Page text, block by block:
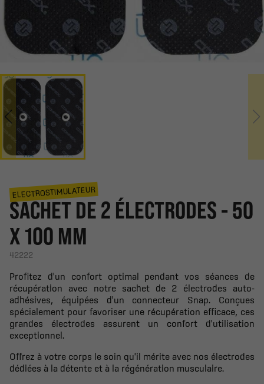
ELECTROSTIMULATEUR
SACHET DE 2 ÉLECTRODES - 50
X 100 MM
42222
Profitez d'un confort optimal pendant vos séances de
récupération avec notre sachet de 2 électrodes auto-
adhésives, équipées d'un connecteur Snap. Conçues
spécialement pour favoriser une récupération efficace, ces
grandes électrodes assurent un confort d'utilisation
exceptionnel.
Offrez à votre corps le soin qu'il mérite avec nos électrodes
dédiées à la détente et à la régénération musculaire.